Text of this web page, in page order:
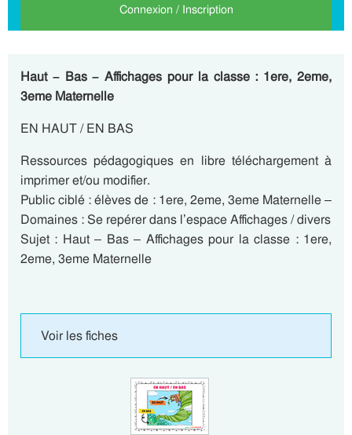
Connexion / Inscription
Haut – Bas – Affichages pour la classe : 1ere, 2eme,
3eme Maternelle
EN HAUT / EN BAS
Ressources pédagogiques en libre téléchargement à
imprimer et/ou modifier.
Public ciblé : élèves de : 1ere, 2eme, 3eme Maternelle –
Domaines : Se repérer dans l’espace Affichages / divers
Sujet : Haut – Bas – Affichages pour la classe : 1ere,
2eme, 3eme Maternelle
Voir les fiches